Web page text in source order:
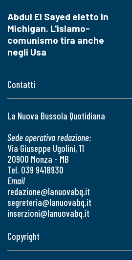
Contatti
La Nuova Bussola Quotidiana
Sede operativa redazione:
Via Giuseppe Ugolini, 11
20900 Monza - MB
Tel. 039 9418930
Email
redazione@lanuovabq.it
segreteria@lanuovabq.it
inserzioni@lanuovabq.it
Abdul El Sayed eletto in
Michigan. L'islamo-
comunismo tira anche
negli Usa
Copyright